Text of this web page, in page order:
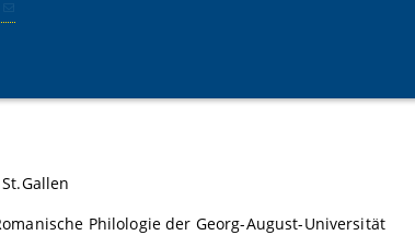
Philologie der Georg-August-Universität